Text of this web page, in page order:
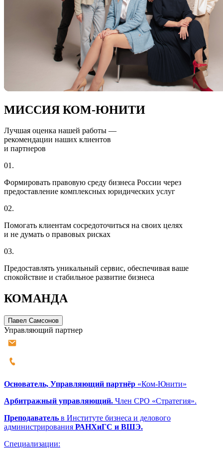
МИССИЯ КОМ-ЮНИТИ
Лучшая оценка нашей работы —
рекомендации наших клиентов
и партнеров
01.
Формировать правовую среду бизнеса России через
предоставление комплексных юридических услуг
02.
Помогать клиентам сосредоточиться на своих целях
и не думать о правовых рисках
03.
Предоставлять уникальный сервис, обеспечивая ваше
спокойствие и стабильное развитие бизнеса
КОМАНДА
Павел Самсонов
Управляющий партнер
Основатель, Управляющий партнёр «Ком-Юнити»
Арбитражный управляющий. Член СРО «Стратегия».
Преподаватель в Институте бизнеса и делового
администрирования РАНХиГС и ВШЭ.
Специализации: